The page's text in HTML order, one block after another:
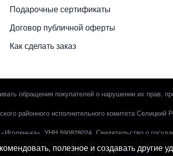
Подарочные сертификаты
Договор публичной оферты
Как сделать заказ
обращения покупателей о нарушении их прав,
районного исполнительного комитета
УНН 590828024. Свидетельство о
Юридический адрес: Республика
Создание сайтов:it-team.by
полезное и создавать другие